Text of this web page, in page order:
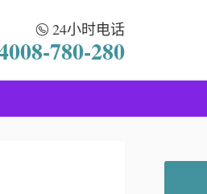
24小时电话
780-280